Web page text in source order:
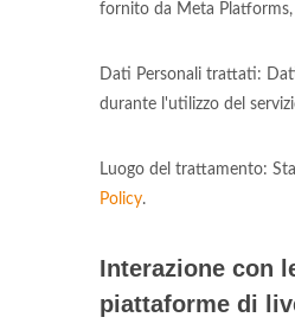
fornito da Meta Platforms,
Dati Personali trattati:
durante l'utilizzo del
Luogo del trattamento:
Policy.
Interazione con
piattaforme di